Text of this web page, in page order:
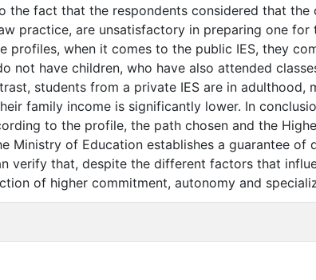
the fact that the respondents considered that the
practice, are unsatisfactory in preparing one for
profiles, when it comes to the public IES, they
not have children, who have also attended
students from a private IES are in adulthood,
family income is significantly lower. In
to the profile, the path chosen and the
Ministry of Education establishes a guarantee of
verify that, despite the different factors that
of higher commitment, autonomy and